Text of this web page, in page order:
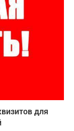
для